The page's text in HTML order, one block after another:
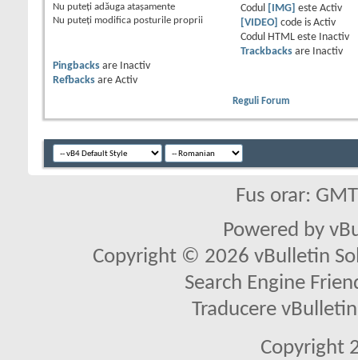
Nu puteţi adăuga ataşamente
Nu puteţi modifica posturile proprii
Codul
[IMG] este Activ
[VIDEO] code is Activ
Codul HTML este
Inactiv
Trackbacksare
Inactiv
Pingbacks are
Inactiv
Refbacks are Activ
Reguli Forum
Fus orar:
Powered by
Copyright © 2026 vBulletin
Search Engine
Traducere
Copyright